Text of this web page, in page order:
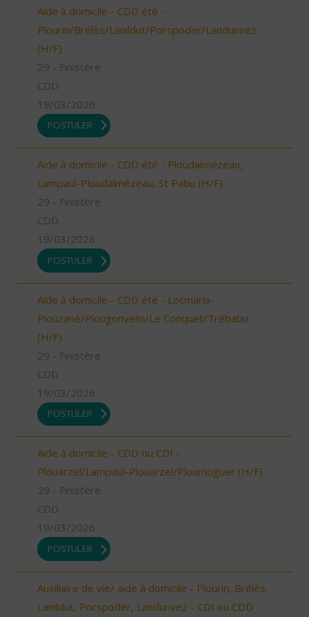
Aide à domicile - CDD été -
Plourin/Brélès/Lanildut/Porspoder/Landunvez
(H/F)
29 - Finistère
CDD
19/03/2026
POSTULER
Aide à domicile - CDD été - Ploudalmézeau,
Lampaul-Ploudalmézeau, St Pabu (H/F)
29 - Finistère
CDD
19/03/2026
POSTULER
Aide à domicile - CDD été - Locmaria-
Plouzané/Plougonvelin/Le Conquet/Trébabu
(H/F)
29 - Finistère
CDD
19/03/2026
POSTULER
Aide à domicile - CDD ou CDI -
Plouarzel/Lampaul-Plouarzel/Ploumoguer (H/F)
29 - Finistère
CDD
19/03/2026
POSTULER
Auxiliaire de vie/ aide à domicile - Plourin, Brélès,
Lanildut, Porspoder, Landunvez - CDI ou CDD